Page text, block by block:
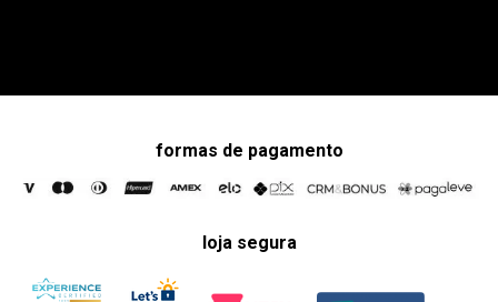
formas de pagamento
loja segura